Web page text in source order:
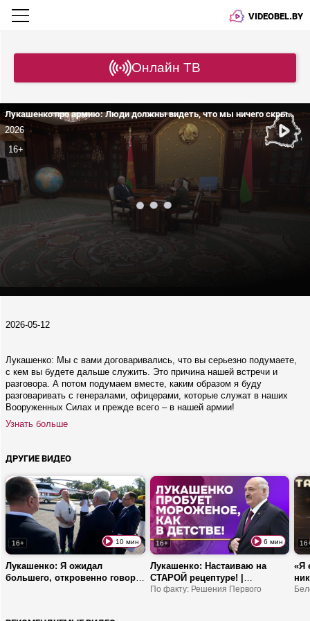
VIDEOBEL.BY
Онлайн ТВ
Лукашенко про армию: Люди должны видеть, что мы ничего скрывать НЕ БУДЕМ!
2026
16+
2026-05-12
Лукашенко: Мы с вами договаривались, что вы серьезно подумаете,
с кем вы будете дальше служить. Это причина нашей встречи и
разговора. А потом подумаем вместе, каким образом я буду
разговаривать с генералами, офицерами, которые служат в наших
Вооруженных Силах и прежде всего – в нашей армии!
Узнать больше
ДРУГИЕ ВИДЕО
16+ 10 мин
Лукашенко: Я ожидал
большего, откровенно говоря!
16+ 6 мин
Лукашенко: Настаиваю на
СТАРОЙ рецептуре! |
Кобринское МОРОЖЕНОЕ:
По факту: Решения Первого
«Я